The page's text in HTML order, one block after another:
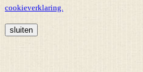
cookieverklaring.
sluiten